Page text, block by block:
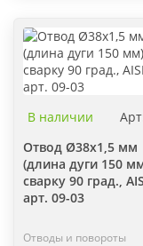
В наличии
Отвод Ø38х1,5 мм
(длина дуги 150
сварку 90 град.,
арт. 09-03
Отводы и повороты